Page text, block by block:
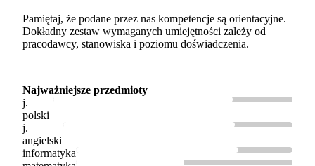
Pamiętaj, że podane przez nas kompetencje są orientacyjne.
Dokładny zestaw wymaganych umiejętności zależy od
pracodawcy, stanowiska i poziomu doświadczenia.
Najważniejsze przedmioty
j.
polski
j.
angielski
informatyka